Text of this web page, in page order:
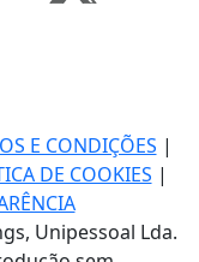
E CONDIÇÕES |
DE COOKIES |
Unipessoal Lda.